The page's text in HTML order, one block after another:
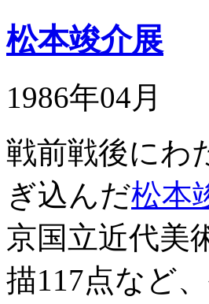
松本竣介展
1986年04月
戦前戦後にわ
ぎ込んだ松本
京国立近代美
描117点など